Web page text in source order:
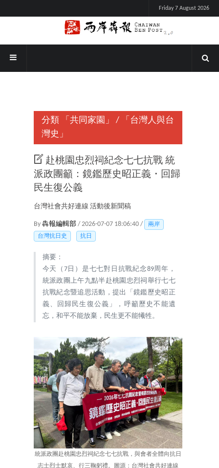
Friday 7 August 2026
分類 「共同家園」 /
「台灣人與台
灣史」
赴桃園忠烈祠紀念七七抗戰 統
派政團籲：鏡鑑歷史昭正義・回歸
民生復公義
台灣社會共好連線 活動後新聞稿
By 犇報編輯部 / 2026-07-07 18:06:40 /
兩岸
台灣抗日史
抗日
摘要：
今天（7日）是七七對日抗戰紀念89周年，
統派政團上午九點半赴桃園忠烈祠舉行七七
抗戰紀念暨追思活動，提出「鏡鑑歷史昭正
義、回歸民生復公義」，呼籲歷史不能遺
忘，和平不能放棄，民生更不能犧牲。
統派政團赴桃園忠烈祠紀念七七抗戰，與會者全體向抗日
志士烈士默哀、行三鞠躬禮。圖源：台灣社會共好連線